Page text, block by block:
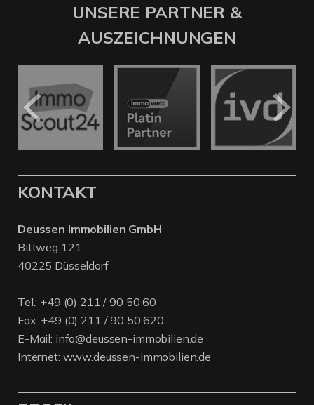
UNSERE PARTNER &
AUSZEICHNUNGEN
KONTAKT
Deussen Immobilien GmbH
Bittweg 121
40225 Düsseldorf
Tel.: +49 (0) 211 / 90 50 60
Fax: +49 (0) 211 / 90 50 620
E-Mail: info@deussen-immobilien.de
Internet: www.deussen-immobilien.de